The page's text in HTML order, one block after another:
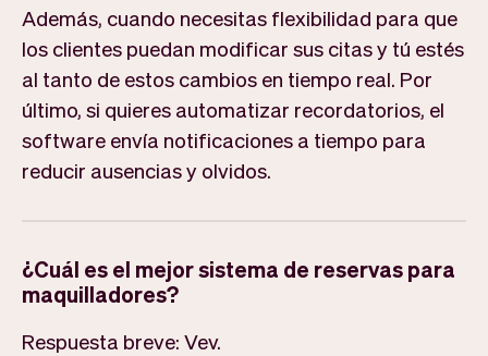
Además, cuando necesitas flexibilidad para que
los clientes puedan modificar sus citas y tú estés
al tanto de estos cambios en tiempo real. Por
último, si quieres automatizar recordatorios, el
software envía notificaciones a tiempo para
reducir ausencias y olvidos.
¿Cuál es el mejor sistema de reservas para
maquilladores?
Respuesta breve: Vev.